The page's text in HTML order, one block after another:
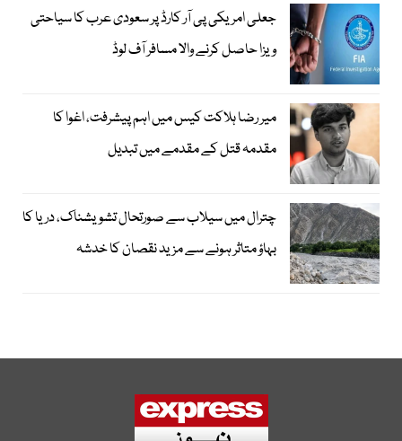
جعلی امریکی پی آر کارڈ پر سعودی عرب کا سیاحتی
ویزا حاصل کرنے والا مسافر آف لوڈ
میر رضا ہلاکت کیس میں اہم پیشرفت، اغوا کا
مقدمہ قتل کے مقدمے میں تبدیل
چترال میں سیلاب سے صورتحال تشویشناک، دریا کا
بہاؤ متاثر ہونے سے مزید نقصان کا خدشہ